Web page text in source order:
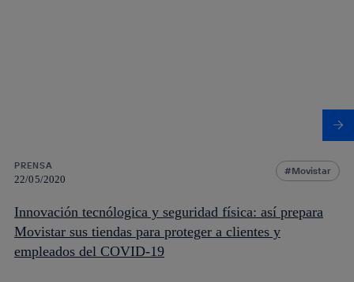
PRENSA
22/05/2020
Movistar
Innovación tecnólogica y seguridad física: así prepara
Movistar sus tiendas para proteger a clientes y
empleados del COVID-19